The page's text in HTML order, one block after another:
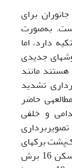
برای
به‌صورت
دارد، اما
جدیدی
مانند
تشدید
حاضر
و خلفی
برکه­ای
خزر بالغ تهیه شد و توسط یک دستگاه سی‌تی‌اسکن 16 برش